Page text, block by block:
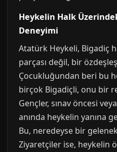
Heykelin Halk
Deneyimi
Atatürk Heykeli, Bigadiç
parçası değil, bir
Çocukluğundan beri bu
birçok Bigadiçli, onu bir
Gençler, sınav öncesi
anında heykelin yanına
Bu, neredeyse bir
Ziyaretçiler ise, heykelin